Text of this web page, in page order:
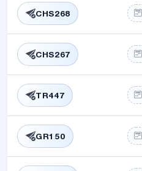
CHS268
CHS267
TR447
GR150